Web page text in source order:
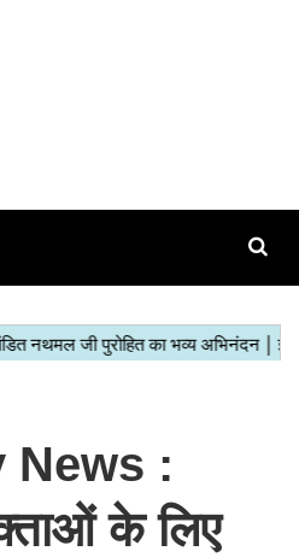
:
के लिए